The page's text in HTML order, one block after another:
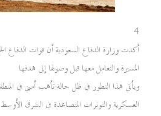
4
أكدت وزارة الدفاع السعودية أن قوات الدفاع
المسيرة والتعامل معها قبل وصولها إلى هدفها
ويأتي هذا التطور في ظل حالة تأهب أمني في
العسكرية والتوترات المتصاعدة في الشرق الأوسط